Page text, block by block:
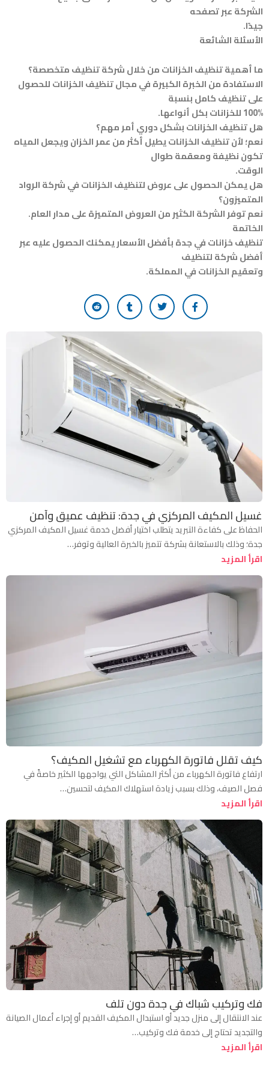
الشركة عبر تصفحه
جيدًا.
الأسئلة الشائعة
ما أهمية تنظيف الخزانات من خلال شركة تنظيف متخصصة؟
الاستفادة من الخبرة الكبيرة في مجال تنظيف الخزانات للحصول
على تنظيف كامل بنسبة
100% للخزانات بكل أنواعها.
هل تنظيف الخزانات بشكل دوري أمر مهم؟
نعم؛ لأن تنظيف الخزانات يطيل أكثر من عمر الخزان ويجعل المياه
تكون نظيفة ومعقمة طوال
الوقت.
هل يمكن الحصول على عروض لتنظيف الخزانات في شركة الرواد
المتميزون؟
نعم توفر الشركة الكثير من العروض المتميزة على مدار العام.
الخاتمة
تنظيف خزانات في جدة بأفضل الأسعار يمكنك الحصول عليه عبر
أفضل شركة لتنظيف
وتعقيم الخزانات في المملكة.
غسيل المكيف المركزي في جدة: تنظيف عميق وآمن
الحفاظ على كفاءة التبريد يتطلب اختيار أفضل خدمة غسيل المكيف المركزي
جدة؛ وذلك بالاستعانة بشركة تتميز بالخبرة العالية وتوفر…
اقرأ المزيد
كيف تقلل فاتورة الكهرباء مع تشغيل المكيف؟
ارتفاع فاتورة الكهرباء من أكثر المشاكل التي يواجهها الكثير خاصةً في
فصل الصيف، وذلك بسبب زيادة استهلاك المكيف لتحسين…
اقرأ المزيد
فك وتركيب شباك في جدة دون تلف
عند الانتقال إلى منزل جديد أو استبدال المكيف القديم أو إجراء أعمال الصيانة
والتجديد تحتاج إلى خدمة فك وتركيب…
اقرأ المزيد